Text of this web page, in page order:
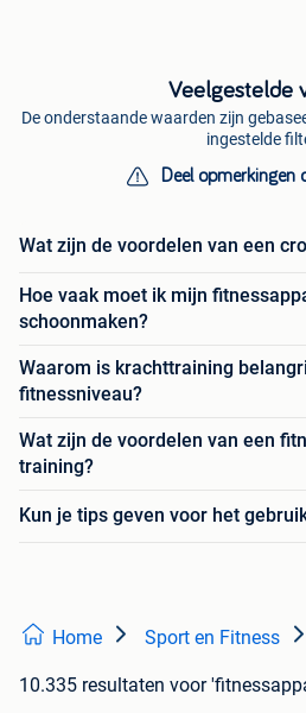
Veelgestelde
De onderstaande waarden zijn
ingestelde
Deel opmerkingen
Wat zijn de voordelen van een
Hoe vaak moet ik mijn
schoonmaken?
Waarom is krachttraining
fitnessniveau?
Wat zijn de voordelen van een
training?
Kun je tips geven voor het
Home Sport en Fitness
10.335 resultaten voor